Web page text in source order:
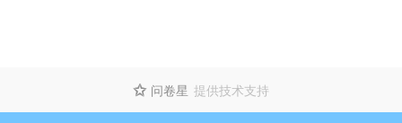
 问卷星 提供技术支持